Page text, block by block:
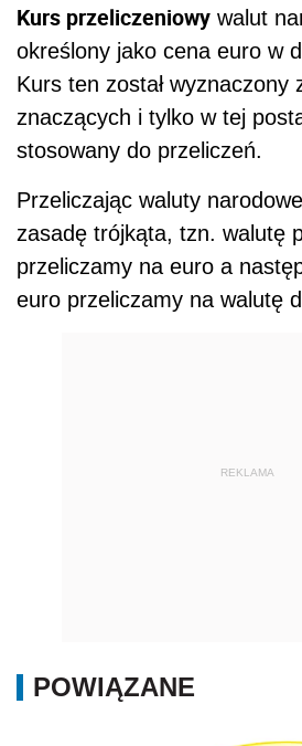
Kurs przeliczeniowy walut
określony jako cena euro w
Kurs ten został wyznaczony
znaczących i tylko w tej
stosowany do przeliczeń.
Przeliczając waluty
zasadę trójkąta, tzn. walutę
przeliczamy na euro a
euro przeliczamy na walutę
REKLAMA
POWIĄZANE